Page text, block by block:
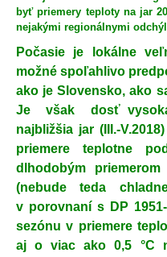
byť priemery teploty na jar
nejakými regionálnymi
Počasie je lokálne
možné spoľahlivo
ako je Slovensko, ako
Je však dosť vysoká
najbližšia jar (III.-
priemere teplotne
dlhodobým
(nebude teda
v porovnaní s DP
sezónu v priemere
aj o viac ako 0,5 °C